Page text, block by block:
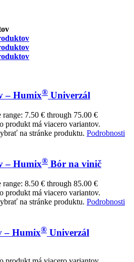
– Humix® Univerzál
range: 7.50 € through 75.00 €
produkt má viacero variantov.
na stránke produktu. Podrobnosti
– Humix® Bór na vinič
range: 8.50 € through 85.00 €
produkt má viacero variantov.
na stránke produktu. Podrobnosti
– Humix® Univerzál